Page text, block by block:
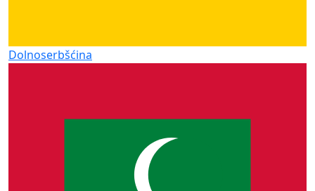
Dolnoserbšćina